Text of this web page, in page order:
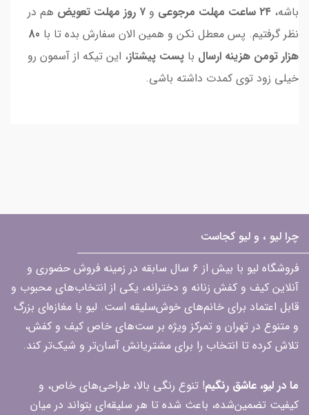
باشه، ۲۴ ساعت مهلت مرجوعی و ۷ روز مهلت تعویض
هم در
نظر گرفتیم. پس معطل نکن و همین الان سفارش بده تا با 80
هزار تومن هزینه ارسال با پست پیشتاز، این تیکه از آسمون رو
خیلی زود توی کمدت داشته باشی.
چرا لیو ، و لیو کجاست
فروشگاه لیو با بیش از ۶ سال سابقه در زمینه فروش حضوری و
آنلاین کیف و کفش زنانه و دخترانه، یکی از انتخاب‌های محبوب و
قابل اعتماد برای خانم‌های خوش‌سلیقه است. لیو با مغازه‌ای بزرگ
و متنوع در تهران و تمرکز ویژه بر ست‌های خاص کیف و کفش،
تلاش کرده تا انتخاب را برای مشتریانش آسان‌تر و شیک‌تر کند.
ما در لیو، عاشق رنگیم! تنوع رنگی بالا، طراحی‌های خاص، و
کیفیت تضمین‌شده، باعث شده تا هر سلیقه‌ای بتواند در میان